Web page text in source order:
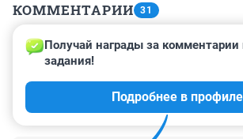
КОММЕНТАРИИ 31
Гость
24 января 2023, 13:48
Шокирующее видео! Да шокирует,
квадрат малевича.
Получай награды за комментарии
задания!
Подробнее в профиле